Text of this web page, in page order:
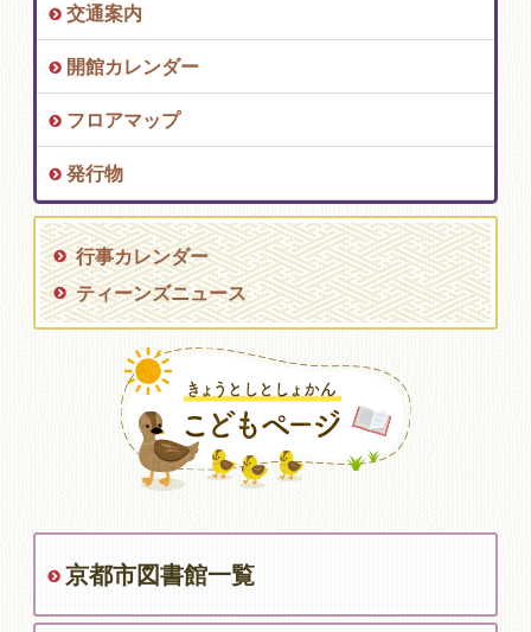
交通案内
開館カレンダー
フロアマップ
発行物
行事カレンダー
ティーンズニュース
京都市図書館一覧